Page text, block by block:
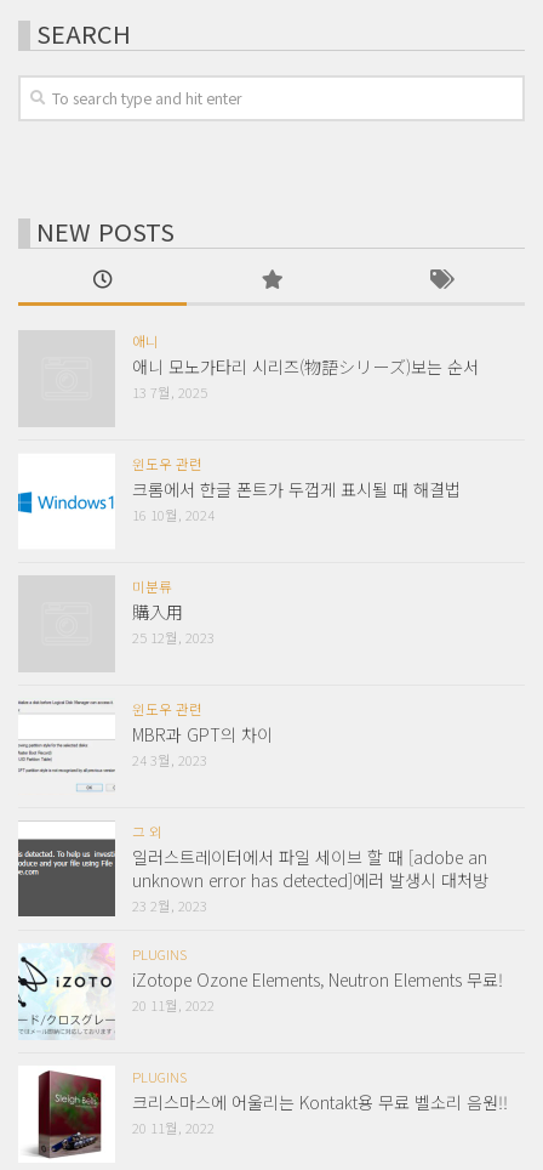
SEARCH
NEW POSTS
애니
애니 모노가타리 시리즈(物語シリーズ)보는 순서
13 7월, 2025
윈도우 관련
크롬에서 한글 폰트가 두껍게 표시될 때 해결법
16 10월, 2024
미분류
購入用
25 12월, 2023
윈도우 관련
MBR과 GPT의 차이
24 3월, 2023
그 외
일러스트레이터에서 파일 세이브 할 때 [adobe an
unknown error has detected]에러 발생시 대처방
23 2월, 2023
PLUGINS
iZotope Ozone Elements, Neutron Elements 무료!
20 11월, 2022
PLUGINS
크리스마스에 어울리는 Kontakt용 무료 벨소리 음원!!
20 11월, 2022